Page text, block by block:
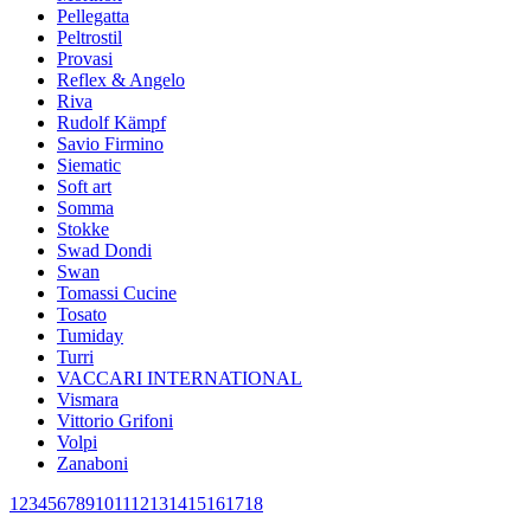
Pellegatta
Peltrostil
Provasi
Reflex & Angelo
Riva
Rudolf Kämpf
Savio Firmino
Siematic
Soft art
Somma
Stokke
Swad Dondi
Swan
Tomassi Cucine
Tosato
Tumiday
Turri
VACCARI INTERNATIONAL
Vismara
Vittorio Grifoni
Volpi
Zanaboni
1 23456789101112131415161718